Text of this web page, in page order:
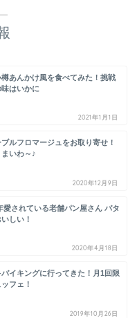
あんかけ風を食べてみた！挑戦
はいかに
2021年1月1日
ルフロマージュをお取り寄せ！
いわ～♪
2020年12月9日
愛されている老舗パン屋さん バタ
しい！
2020年4月18日
イキングに行ってきた！月1回限
フェ！
2019年10月26日